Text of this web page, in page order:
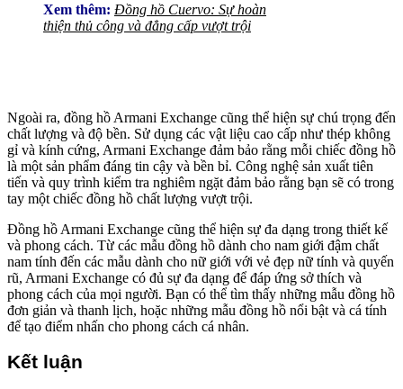
Xem thêm: Đồng hồ Cuervo: Sự hoàn
thiện thủ công và đẳng cấp vượt trội
Ngoài ra, đồng hồ Armani Exchange cũng thể hiện sự chú trọng đến
chất lượng và độ bền. Sử dụng các vật liệu cao cấp như thép không
gỉ và kính cứng, Armani Exchange đảm bảo rằng mỗi chiếc đồng hồ
là một sản phẩm đáng tin cậy và bền bỉ. Công nghệ sản xuất tiên
tiến và quy trình kiểm tra nghiêm ngặt đảm bảo rằng bạn sẽ có trong
tay một chiếc đồng hồ chất lượng vượt trội.
Đồng hồ Armani Exchange cũng thể hiện sự đa dạng trong thiết kế
và phong cách. Từ các mẫu đồng hồ dành cho nam giới đậm chất
nam tính đến các mẫu dành cho nữ giới với vẻ đẹp nữ tính và quyến
rũ, Armani Exchange có đủ sự đa dạng để đáp ứng sở thích và
phong cách của mọi người. Bạn có thể tìm thấy những mẫu đồng hồ
đơn giản và thanh lịch, hoặc những mẫu đồng hồ nổi bật và cá tính
để tạo điểm nhấn cho phong cách cá nhân.
Kết luận